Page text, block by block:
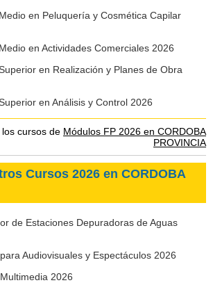
en Peluquería y Cosmética Capilar
en Actividades Comerciales 2026
en Realización y Planes de Obra
en Análisis y Control 2026
cursos de Módulos FP 2026 en CORDOBA
PROVINCIA
Cursos 2026 en CORDOBA
de Estaciones Depuradoras de Aguas
Audiovisuales y Espectáculos 2026
2026